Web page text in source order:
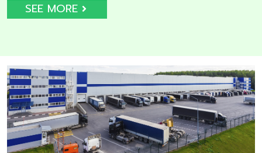
SEE MORE